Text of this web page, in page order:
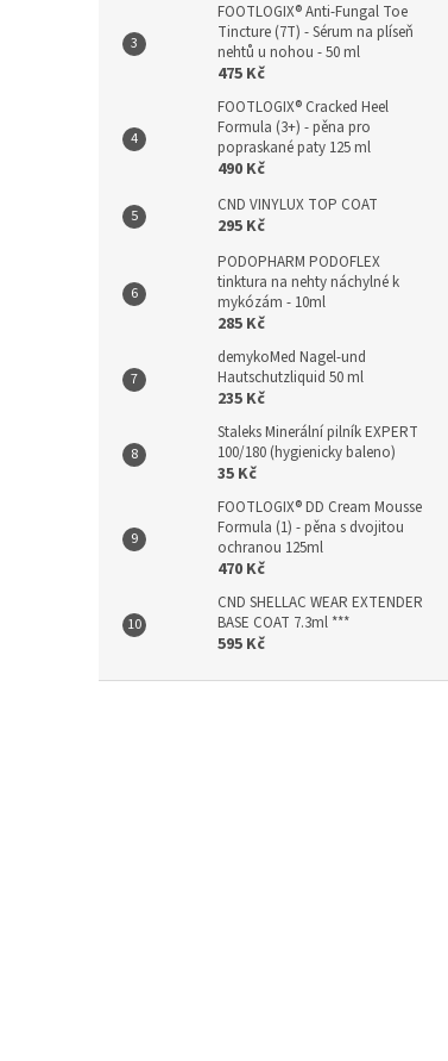
FOOTLOGIX® Anti-Fungal Toe
Tincture (7T) - Sérum na plíseň
nehtů u nohou - 50 ml
475 Kč
FOOTLOGIX® Cracked Heel
Formula (3+) - pěna pro
popraskané paty 125 ml
490 Kč
CND VINYLUX TOP COAT
295 Kč
PODOPHARM PODOFLEX
tinktura na nehty náchylné k
mykózám - 10ml
285 Kč
demykoMed Nagel-und
Hautschutzliquid 50 ml
235 Kč
Staleks Minerální pilník EXPERT
100/180 (hygienicky baleno)
35 Kč
FOOTLOGIX® DD Cream Mousse
Formula (1) - pěna s dvojitou
ochranou 125ml
470 Kč
CND SHELLAC WEAR EXTENDER
BASE COAT 7.3ml ***
595 Kč